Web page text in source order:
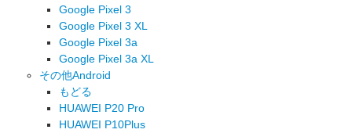
Google Pixel 3
Google Pixel 3 XL
Google Pixel 3a
Google Pixel 3a XL
その他Android
もどる
HUAWEI P20 Pro
HUAWEI P10Plus